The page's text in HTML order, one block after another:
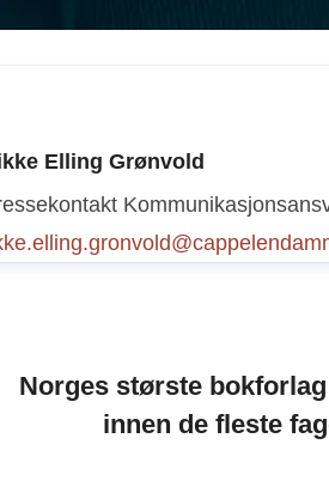
Elling Grønvold
Norges største
innen de fleste